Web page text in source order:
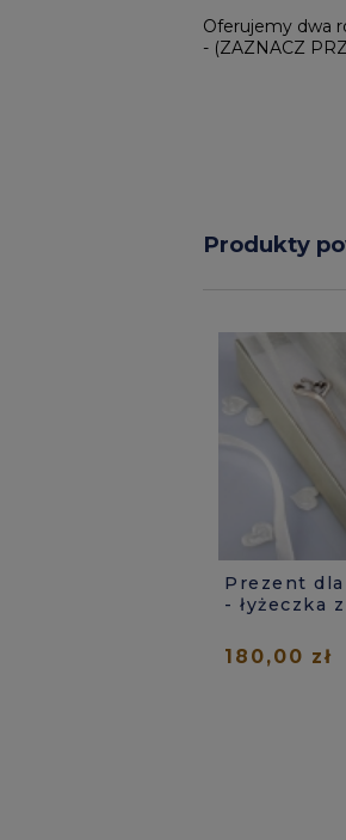
Oferujemy dwa
- (ZAZNACZ
Produkty
Prezent
- łyżeczka
180,00 zł